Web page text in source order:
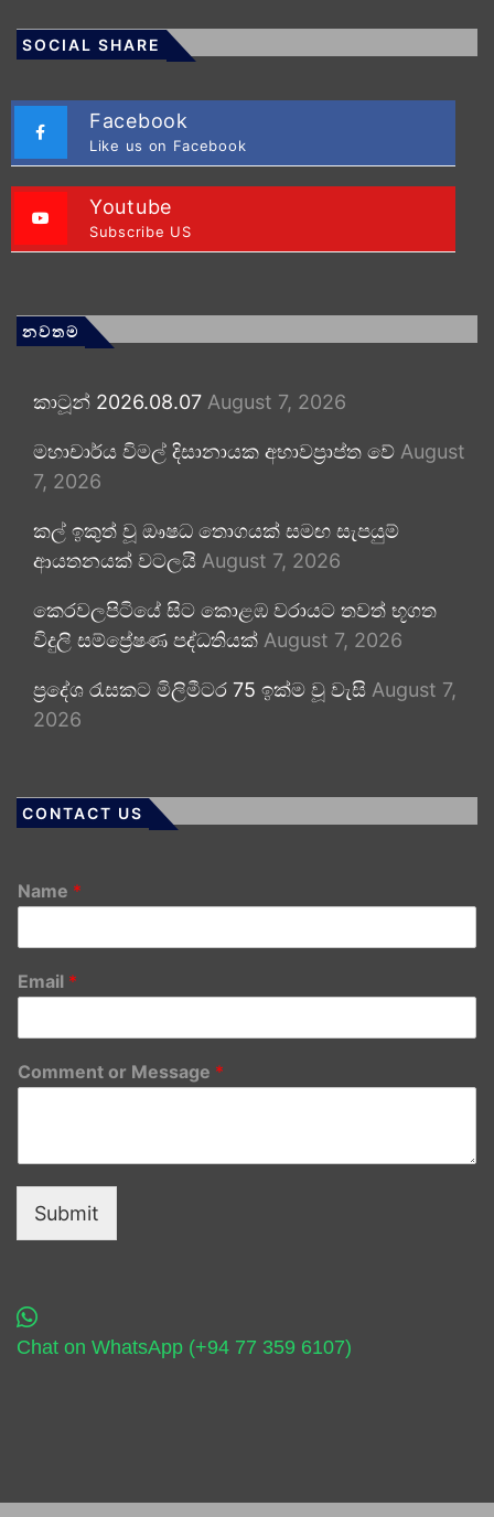
SOCIAL SHARE
Facebook
Like us on Facebook
Youtube
Subscribe US
නවතම
කාටූන් 2026.08.07 August 7, 2026
මහාචාර්ය විමල් දිසානායක අභාවප්‍රාප්ත වේ August
7, 2026
කල් ඉකුත් වූ ඖෂධ තොගයක් සමඟ සැපයුම්
ආයතනයක් වටලයි August 7, 2026
කෙරවලපිටියේ සිට කොළඹ වරායට තවත් භූගත
විදුලි සම්ප්‍රේෂණ පද්ධතියක් August 7, 2026
ප්‍රදේශ රැසකට මිලිමීටර 75 ඉක්ම වූ වැසි August 7,
2026
CONTACT US
Name *
Email *
Comment or Message *
Submit
Chat on WhatsApp (+94 77 359 6107)